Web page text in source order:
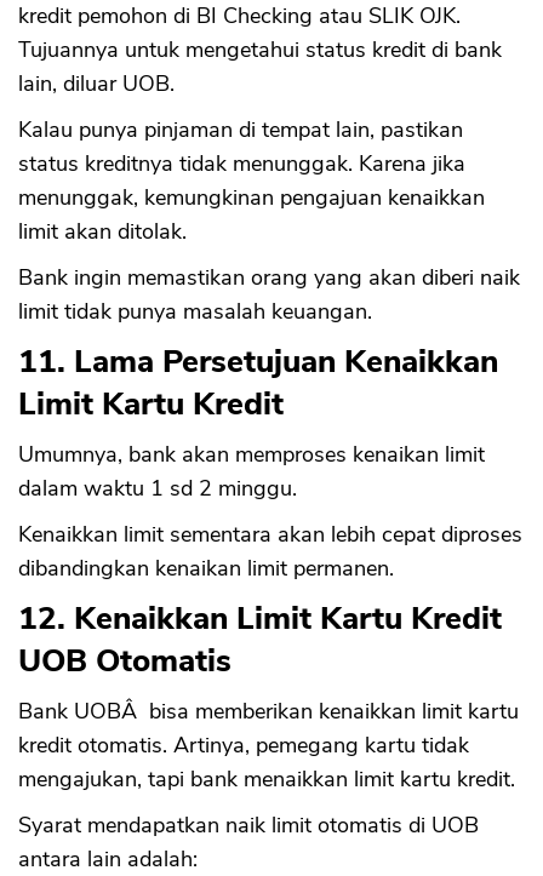
kredit pemohon di BI Checking atau SLIK OJK.
Tujuannya untuk mengetahui status kredit di bank
lain, diluar UOB.
Kalau punya pinjaman di tempat lain, pastikan
status kreditnya tidak menunggak. Karena jika
menunggak, kemungkinan pengajuan kenaikkan
limit akan ditolak.
Bank ingin memastikan orang yang akan diberi naik
limit tidak punya masalah keuangan.
11. Lama Persetujuan Kenaikkan
Limit Kartu Kredit
Umumnya, bank akan memproses kenaikan limit
dalam waktu 1 sd 2 minggu.
Kenaikkan limit sementara akan lebih cepat diproses
dibandingkan kenaikan limit permanen.
12. Kenaikkan Limit Kartu Kredit
UOB Otomatis
Bank UOBÂ bisa memberikan kenaikkan limit kartu
kredit otomatis. Artinya, pemegang kartu tidak
mengajukan, tapi bank menaikkan limit kartu kredit.
Syarat mendapatkan naik limit otomatis di UOB
antara lain adalah: